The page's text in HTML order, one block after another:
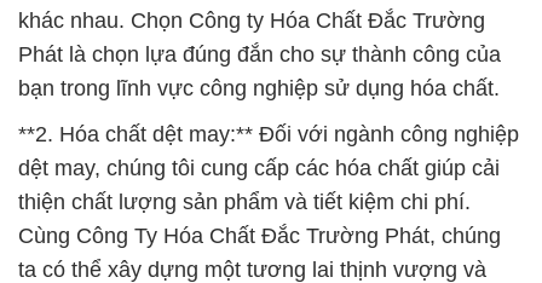
dệt may, chúng tôi cung cấp các hóa chất giúp cải
thiện chất lượng sản phẩm và tiết kiệm chi phí.
Cùng Công Ty Hóa Chất Đắc Trường Phát, chúng
ta có thể xây dựng một tương lai thịnh vượng và
bền vững.
Chúng tôi luôn duy trì vị thế hàng đầu trong lĩnh vực
mua bán và cung cấp hóa chất chất lượng. Sứ
mệnh của chúng tôi không chỉ dừng lại ở việc cung